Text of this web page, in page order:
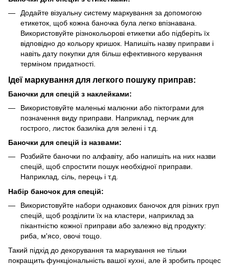
Додайте візуальну систему маркування за допомогою
етикеток, щоб кожна баночка була легко впізнавана.
Використовуйте різнокольорові етикетки або підберіть їх
відповідно до кольору кришок. Напишіть назву приправи і
навіть дату покупки для більш ефективного керування
терміном придатності.
Ідеї маркування для легкого пошуку приправ:
Баночки для спецій з наклейками:
Використовуйте маленькі малюнки або піктограми для
позначення виду приправи. Наприклад, перчик для
гострого, листок базиліка для зелені і т.д.
Баночки для спецій із назвами:
Розбийте баночки по алфавіту, або напишіть на них назви
спецій, щоб спростити пошук необхідної приправи.
Наприклад, сіль, перець і т.д.
Набір баночок для спецій:
Використовуйте набори однакових баночок для різних груп
спецій, щоб розділити їх на кластери, наприклад за
пікантністю кожної приправи або залежно від продукту:
риба, м'ясо, овочі тощо.
Такий підхід до декорування та маркування не тільки
покращить функціональність вашої кухні, але й зробить процес